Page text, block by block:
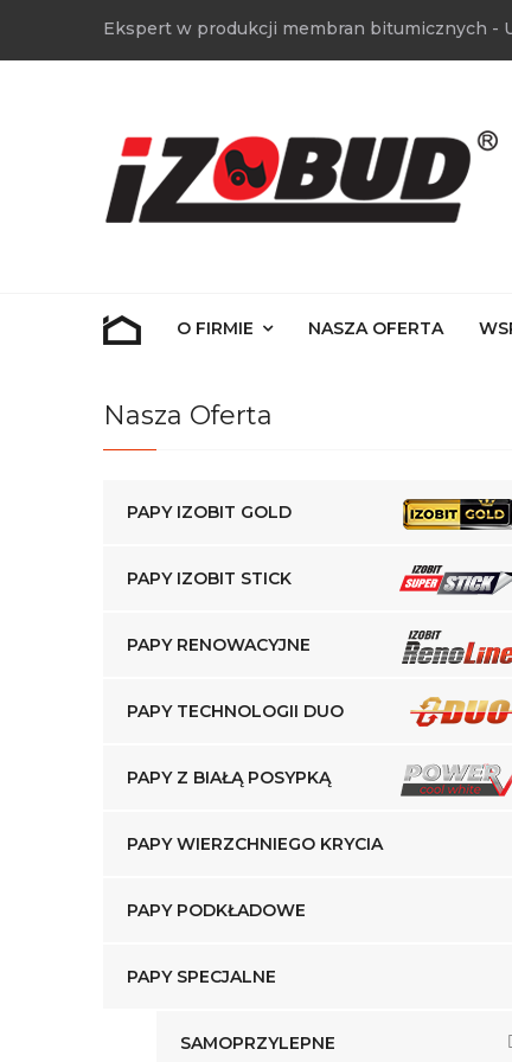
Ekspert w produkcji membran bitumicznych -
O FIRMIE NASZA OFERTA
Nasza Oferta
PAPY IZOBIT GOLD
PAPY IZOBIT STICK
PAPY RENOWACYJNE
PAPY TECHNOLOGII DUO
PAPY Z BIAŁĄ POSYPKĄ
PAPY WIERZCHNIEGO KRYCIA
PAPY PODKŁADOWE
PAPY SPECJALNE
SAMOPRZYLEPNE